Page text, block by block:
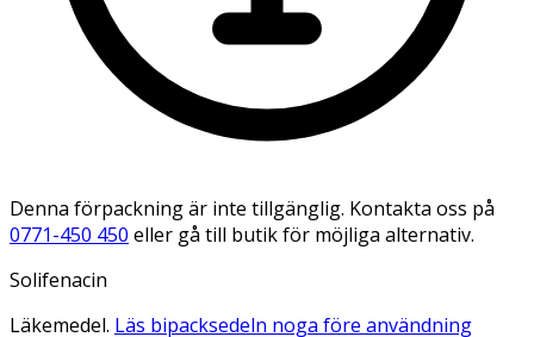
Denna förpackning är inte tillgänglig. Kontakta oss på
0771-450 450 eller gå till butik för möjliga alternativ.
Solifenacin
Läkemedel. Läs bipacksedeln noga före användning